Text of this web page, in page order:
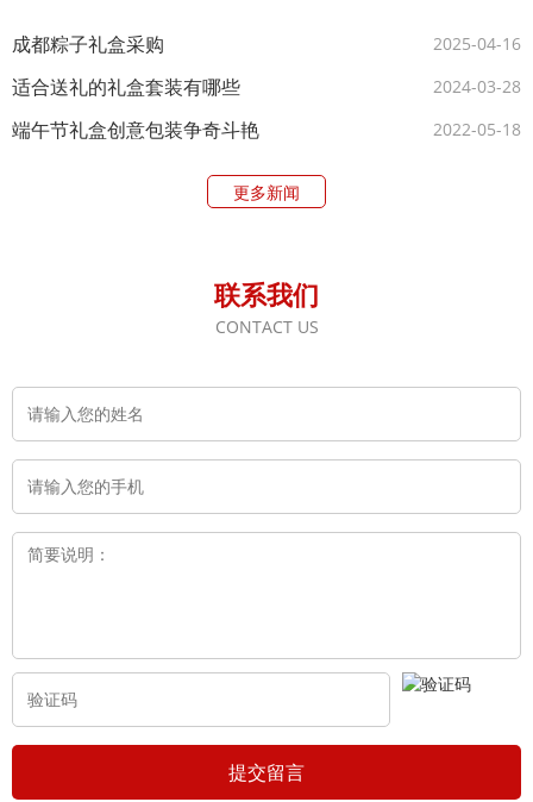
成都粽子礼盒采购 2025-04-16
适合送礼的礼盒套装有哪些 2024-03-28
端午节礼盒创意包装争奇斗艳 2022-05-18
更多新闻
联系我们
CONTACT US